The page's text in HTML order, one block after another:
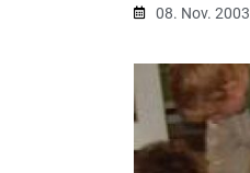
08. Nov. 2003